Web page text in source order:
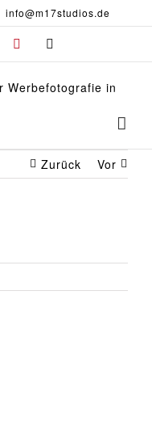
info@m17studios.de
Pinterest
Zurück Vor